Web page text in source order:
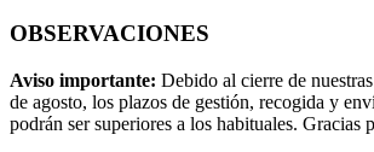
OBSERVACIONES
Aviso importante: Debido al cierre de
de agosto, los plazos de gestión, recogida y
podrán ser superiores a los habituales. Gracias